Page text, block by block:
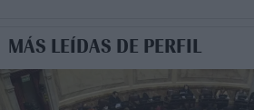
MÁS LEÍDAS DE PERFIL